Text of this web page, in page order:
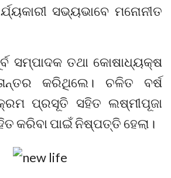
ସଭ୍ୟଭାବେ ମନୋନୀତ
ସମ୍ପାଦକ ତଥା କୋଷାଧ୍ୟକ୍ଷ
କରିଥିଲେ। ଚଳିତ ବର୍ଷ
ପ୍ରସୂତି ସହିତ ଲଷ୍ମୀପୂଜା
କରିବା ପାଇଁ ନିଷ୍ପତ୍ତି ହେଲା।